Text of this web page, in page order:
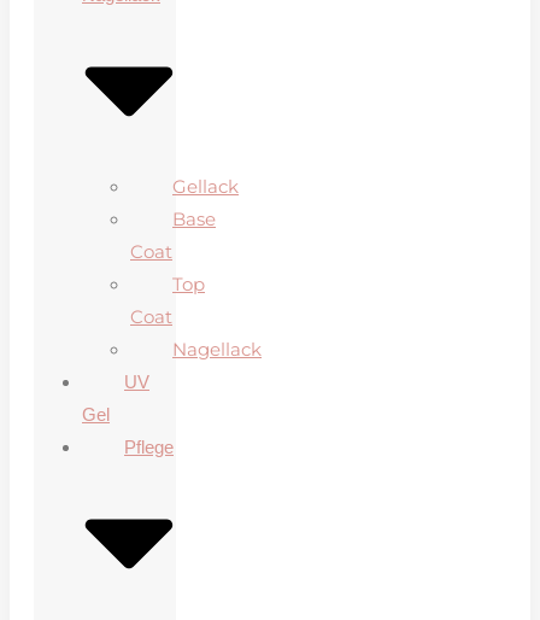
Gellack
Base
Coat
Top
Coat
Nagellack
UV
Gel
Pflege